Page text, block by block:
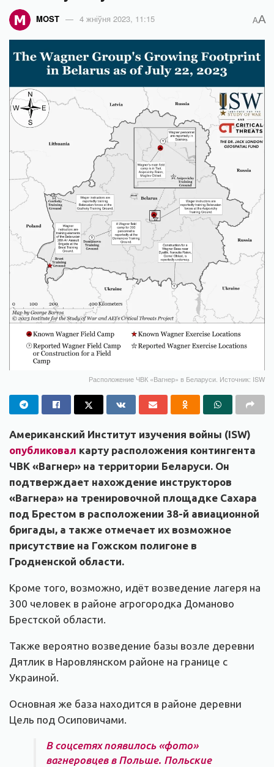
MOST 4 жніўня 2023, 11:15 AA
Расположение ЧВК «Вагнер» в Беларуси. Источник: ISW
Американский Институт изучения войны (ISW)
опубликовал карту расположения контингента
ЧВК «Вагнер» на территории Беларуси. Он
подтверждает нахождение инструкторов
«Вагнера» на тренировочной площадке Сахара
под Брестом в расположении 38-й авиационной
бригады, а также отмечает их возможное
присутствие на Гожском полигоне в
Гродненской области.
Кроме того, возможно, идёт возведение лагеря на
300 человек в районе агрогородка Доманово
Брестской области.
Также вероятно возведение базы возле деревни
Дятлик в Наровлянском районе на границе с
Украиной.
Основная же база находится в районе деревни
Цель под Осиповичами.
В соцсетях появилось «фото»
вагнеровцев в Польше. Польские